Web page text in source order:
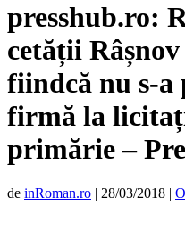
presshub.ro:
cetății
fiindcă nu s-a
firmă la
primărie –
de inRoman.ro | 28/03/2018 |